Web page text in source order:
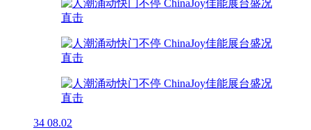
34 08.02